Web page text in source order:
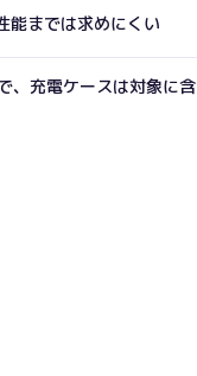
能までは求めにくい
、充電ケースは対象に含